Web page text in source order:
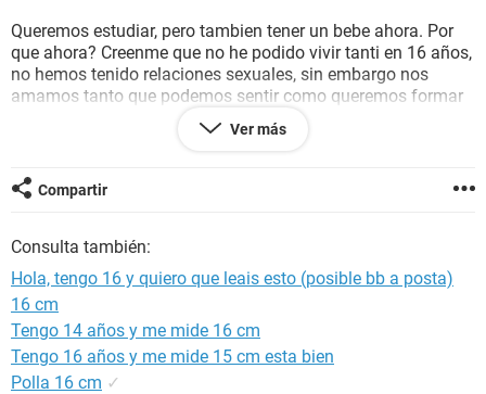
Queremos estudiar, pero tambien tener un bebe ahora. Por
que ahora? Creenme que no he podido vivir tanti en 16 años,
no hemos tenido relaciones sexuales, sin embargo nos
amamos tanto que podemos sentir como queremos formar
una familia ya. El plan es este:
este verano si es q quedo embarazada, y si quedo, le dejare
a cargo los primeros 4 años el bebe a mis padres. Bueno, el
que en verano podre cuidarlo.
Despues lo dejare en sus manos, estudiare, y por nuestra
cuenta y con ayuda de nuestros padres y etc al final
tendremos techo propio y trabajo estable para el bebe
... Soy muy joven,ese es el problema
Ver más
Compartir
Consulta también:
Hola, tengo 16 y quiero que leais esto (posible bb a posta)
16 cm
Tengo 14 años y me mide 16 cm
Tengo 16 años y me mide 15 cm esta bien
Polla 16 cm ✓